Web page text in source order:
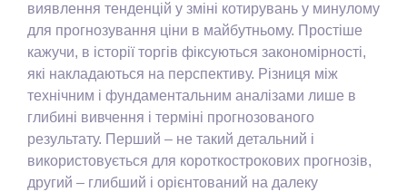
виявлення тенденцій у зміні котирувань у минулому
для прогнозування ціни в майбутньому. Простіше
кажучи, в історії торгів фіксуються закономірності,
які накладаються на перспективу. Різниця між
технічним і фундаментальним аналізами лише в
глибині вивчення і терміні прогнозованого
результату. Перший – не такий детальний і
використовується для короткострокових прогнозів,
другий – глибший і орієнтований на далеку